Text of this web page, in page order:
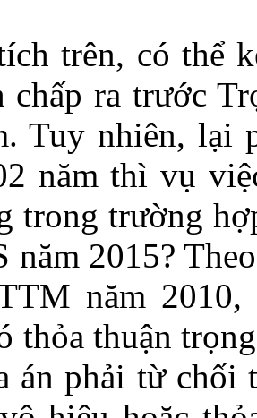
trên, có thể
chấp ra trước
Tuy nhiên, lại
năm thì vụ
trong trường
năm 2015?
năm 2010,
thỏa thuận
án phải từ